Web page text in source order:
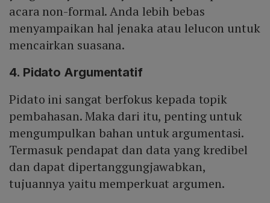
acara non-formal. Anda lebih bebas
menyampaikan hal jenaka atau lelucon untuk
mencairkan suasana.
4. Pidato Argumentatif
Pidato ini sangat berfokus kepada topik
pembahasan. Maka dari itu, penting untuk
mengumpulkan bahan untuk argumentasi.
Termasuk pendapat dan data yang kredibel
dan dapat dipertanggungjawabkan,
tujuannya yaitu memperkuat argumen.